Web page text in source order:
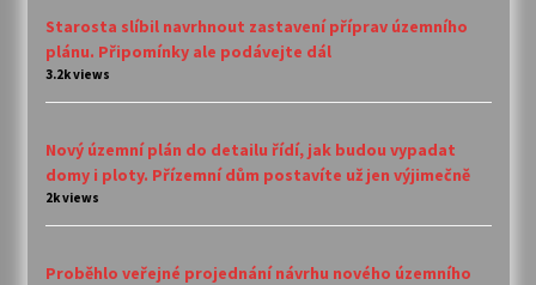
Starosta slíbil navrhnout zastavení příprav územního
plánu. Připomínky ale podávejte dál
3.2k views
Nový územní plán do detailu řídí, jak budou vypadat
domy i ploty. Přízemní dům postavíte už jen výjimečně
2k views
Proběhlo veřejné projednání návrhu nového územního